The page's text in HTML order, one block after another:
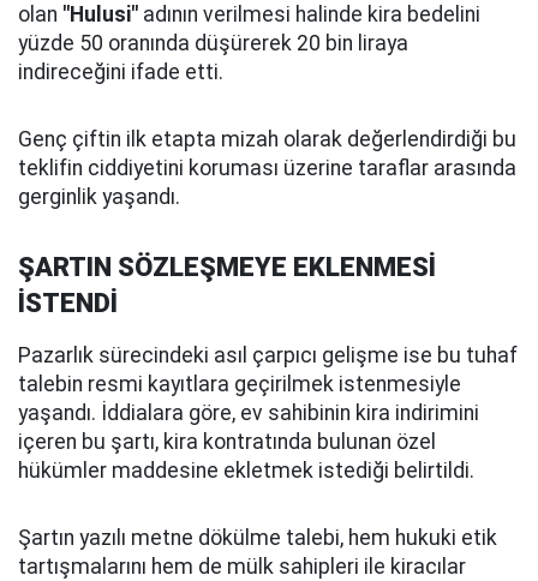
olan "Hulusi" adının verilmesi halinde kira bedelini
yüzde 50 oranında düşürerek 20 bin liraya
indireceğini ifade etti.
Genç çiftin ilk etapta mizah olarak değerlendirdiği bu
teklifin ciddiyetini koruması üzerine taraflar arasında
gerginlik yaşandı.
ŞARTIN SÖZLEŞMEYE EKLENMESİ
İSTENDİ
Pazarlık sürecindeki asıl çarpıcı gelişme ise bu tuhaf
talebin resmi kayıtlara geçirilmek istenmesiyle
yaşandı. İddialara göre, ev sahibinin kira indirimini
içeren bu şartı, kira kontratında bulunan özel
hükümler maddesine ekletmek istediği belirtildi.
Şartın yazılı metne dökülme talebi, hem hukuki etik
tartışmalarını hem de mülk sahipleri ile kiracılar